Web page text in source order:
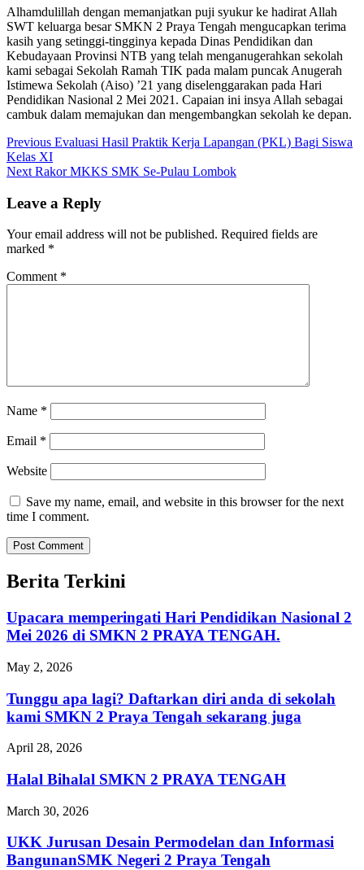
Alhamdulillah dengan memanjatkan puji syukur ke hadirat Allah
SWT keluarga besar SMKN 2 Praya Tengah mengucapkan terima
kasih yang setinggi-tingginya kepada Dinas Pendidikan dan
Kebudayaan Provinsi NTB yang telah menganugerahkan sekolah
kami sebagai Sekolah Ramah TIK pada malam puncak Anugerah
Istimewa Sekolah (Aiso) ’21 yang diselenggarakan pada Hari
Pendidikan Nasional 2 Mei 2021. Capaian ini insya Allah sebagai
cambuk dalam memajukan dan mengembangkan sekolah ke depan.
Post
navigation
Previous Previous
Evaluasi Hasil Praktik Kerja Lapangan (PKL) Bagi Siswa
Kelas XI
Next Next
Rakor MKKS SMK Se-Pulau Lombok
Leave a Reply
Your email address will not be published. Required fields are
marked *
Comment *
Name *
Email *
Website
Save my name, email, and website in this browser for the next
time I comment.
Berita Terkini
Upacara memperingati Hari Pendidikan Nasional 2
Mei 2026 di SMKN 2 PRAYA TENGAH.
May 2, 2026
Tunggu apa lagi? Daftarkan diri anda di sekolah
kami SMKN 2 Praya Tengah sekarang juga
April 28, 2026
Halal Bihalal SMKN 2 PRAYA TENGAH
March 30, 2026
UKK Jurusan Desain Permodelan dan Informasi
BangunanSMK Negeri 2 Praya Tengah